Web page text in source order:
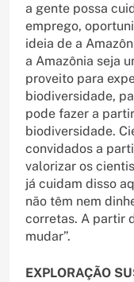
a gente possa
emprego,
ideia de a
a Amazônia seja
proveito para
biodiversidade,
pode fazer a
biodiversidade.
convidados a
valorizar os
já cuidam disso
não têm nem
corretas. A partir
mudar”.
EXPLORAÇÃO